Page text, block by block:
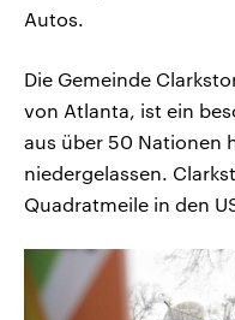
Autos.
Die Gemeinde
von Atlanta, ist ein
aus über 50 Nationen
niedergelassen.
Quadratmeile in den